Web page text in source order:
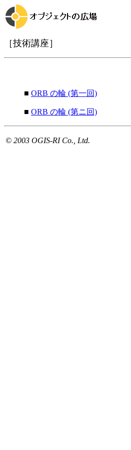
［技術講座］
■ ORB の輪 (第一回)
■ ORB の輪 (第ニ回)
© 2003 OGIS-RI Co., Ltd.